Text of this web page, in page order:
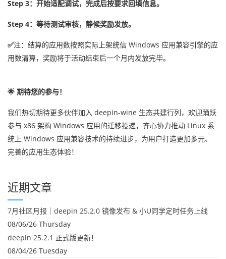
Step 3：开始适配调试，完成后按要求回填信息。
Step 4：等待测试审核，静候奖励发放。
✅注：结算的应用数按照实际上架统信 Windows 应用兼容引擎的应
用数清算，奖励将于活动结束后一个月内发放完毕。
🌟 期待您的参与！
我们热切期待更多伙伴加入 deepin-wine 生态共建行列，欢迎踊跃
参与 x86 架构 Windows 应用的迁移投递，齐心协力推动 Linux 系
统上 Windows 应用兼容技术的持续进步，为用户打造更加多元、
完善的应用生态体验！
近期文章
7月社区月报｜deepin 25.2.0 镜像发布 & 小U同学定时任务上线
08/06/26 Thursday
deepin 25.2.1 正式版更新！
08/04/26 Tuesday